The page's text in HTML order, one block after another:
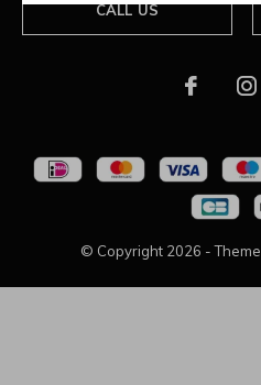
CALL US
© Copyright 2026 -